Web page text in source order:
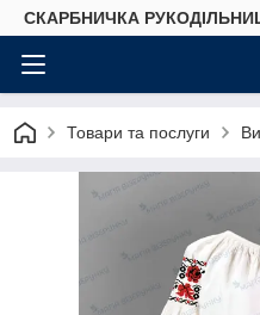
СКАРБНИЧКА
Товари та послуги